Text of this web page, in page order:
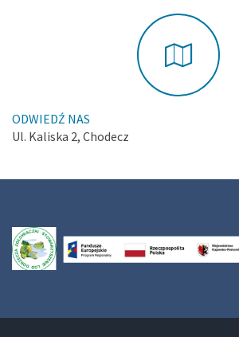
ODWIEDŹ NAS
Ul. Kaliska 2, Chodecz